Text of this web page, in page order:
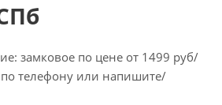
замковое по цене от 1499 руб/
по телефону или напишите/